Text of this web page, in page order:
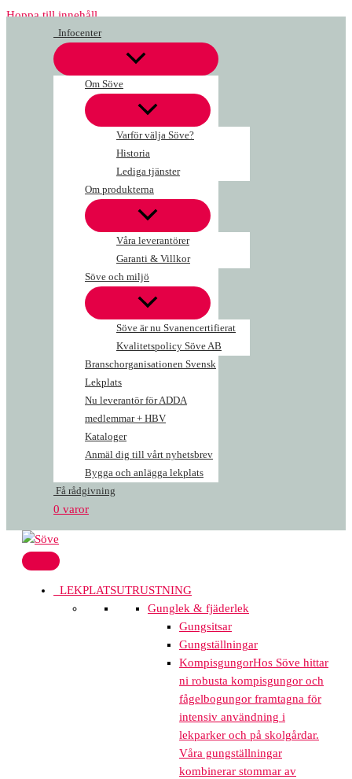
Hoppa till innehåll
Infocenter
Om Söve
Varför välja Söve?
Historia
Lediga tjänster
Om produkterna
Våra leverantörer
Garanti & Villkor
Söve och miljö
Söve är nu Svanencertifierat
Kvalitetspolicy Söve AB
Branschorganisationen Svensk
Lekplats
Nu leverantör för ADDA
medlemmar + HBV
Kataloger
Anmäl dig till vårt nyhetsbrev
Bygga och anlägga lekplats
Få rådgivning
0 varor
LEKPLATSUTRUSTNING
Gunglek & fjäderlek
Gungsitsar
Gungställningar
KompisgungorHos Söve hittar
ni robusta kompisgungor och
fågelbogungor framtagna för
intensiv användning i
lekparker och på skolgårdar.
Våra gungställningar
kombinerar stommar av